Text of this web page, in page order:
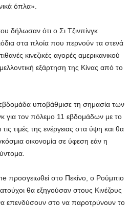
όπλα».
δήλωσαν ότι ο Σι Τζινπίνγκ
στα πλοία που περνούν τα στενά
κινεζικές αγορές αμερικανικού
εξάρτηση της Κίνας από το
υποβάθμισε τη σημασία των
για τον πόλεμο 11 εβδομάδων με το
τις τιμές της ενέργειας στα ύψη και θα
οικονομία σε ύφεση εάν η
προσγειωθεί στο Πεκίνο, ο Ρούμπιο
θα εξηγούσαν στους Κινέζους
επενδύσουν στο να παροτρύνουν το